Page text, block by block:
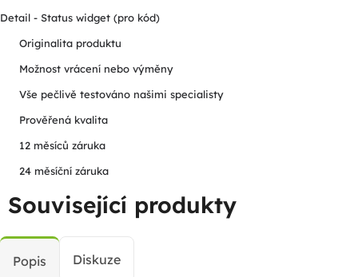
Detail - Status widget (pro kód)
Originalita produktu
Možnost vrácení nebo výměny
Vše pečlivě testováno našimi specialisty
Prověřená kvalita
12 měsíců záruka
24 měsíční záruka
Související produkty
Popis Diskuze